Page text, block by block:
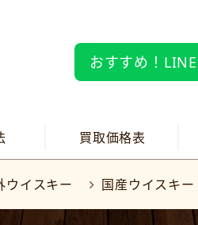
おすすめ！
買取価格表
ウイスキー 国産ウイスキー